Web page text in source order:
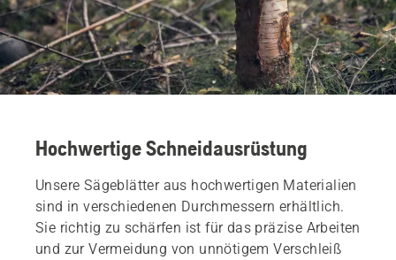
Hochwertige Schneidausrüstung
Unsere Sägeblätter aus hochwertigen Materialien
sind in verschiedenen Durchmessern erhältlich.
Sie richtig zu schärfen ist für das präzise Arbeiten
und zur Vermeidung von unnötigem Verschleiß